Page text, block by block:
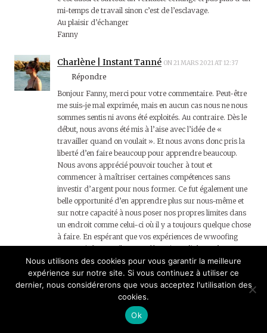
mi-temps de travail sinon c’est de l’esclavage.
Au plaisir d’échanger
Fanny
Charlène | Instant Tanné ON 21 MARS 2021 AT 12:37
Répondre
Bonjour Fanny, merci pour votre commentaire. Peut-être
me suis-je mal exprimée, mais en aucun cas nous ne nous
sommes sentis ni avons été exploités. Au contraire. Dès le
début, nous avons été mis à l’aise avec l’idée de «
travailler quand on voulait ». Et nous avons donc pris la
liberté d’en faire beaucoup pour apprendre beaucoup.
Nous avons apprécié pouvoir toucher à tout et
commencer à maîtriser certaines compétences sans
investir d’argent pour nous former. Ce fut également une
belle opportunité d’en apprendre plus sur nous-même et
sur notre capacité à nous poser nos propres limites dans
un endroit comme celui-ci où il y a toujours quelque chose
à faire. En espérant que vos expériences de wwoofing
vous satisfassent, il est en effet primordial que dans ce
type de relation chaque partie se respecte et soit respectée
Megane Mercier ON 22 MARS 2022 AT 12:39
Nous utilisons des cookies pour vous garantir la meilleure
expérience sur notre site. Si vous continuez à utiliser ce
dernier, nous considérerons que vous acceptez l'utilisation des
cookies.
Ok